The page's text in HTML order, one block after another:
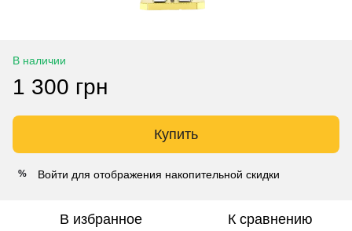
В наличии
1 300 грн
Купить
% Войти для отображения накопительной скидки
В избранное К сравнению